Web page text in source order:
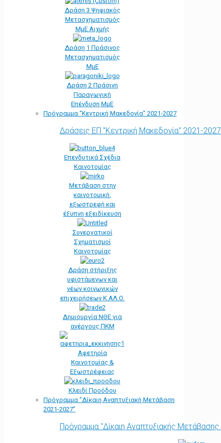
Δράση 3 Ψηφιακός
Μετασχηματισμός
ΜμΕ Αιχμής
Δράση 1 Πράσινος
Μετασχηματισμός
ΜμΕ
Δράση 2 Πράσινη
Παραγωγική
Επένδυση ΜμΕ
Πρόγραμμα “Κεντρική Μακεδονία” 2021-2027
Δράσεις ΕΠ "Κεντρική Μακεδονία" 2021-2027
Επενδυτικά Σχέδια
Καινοτομίας
Μετάβαση στην
καινοτομική,
εξωστρεφή και
έξυπνη εξειδίκευση
Συνεργατικοί
Σχηματισμοί
Καινοτομίας
Δράση στήριξης
υφιστάμενων και
νέων κοινωνικών
επιχειρήσεων Κ.ΑΛ.Ο.
Δημιουργία ΝΘΕ για
ανέργους ΠΚΜ
Αφετηρία
Kαινοτομίας &
Εξωστρέφειας
Κλειδί Προόδου
Πρόγραμμα “Δίκαιη Αναπτυξιακή Μετάβαση
2021-2027”
Πρόγραμμα "Δίκαιη Αναπτυξιακής